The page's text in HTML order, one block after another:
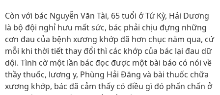
Còn với bác Nguyễn Văn Tài, 65 tuổi ở Tứ Kỳ, Hải Dương
là bộ đội nghỉ hưu mất sức, bác phải chịu đựng những
cơn đau của bệnh xương khớp đã hơn chục năm qua, cứ
mỗi khi thời tiết thay đổi thì các khớp của bác lại đau dữ
dội. Tình cờ một lần bác đọc được một bài báo có nói về
thầy thuốc, lương y, Phùng Hải Đăng và bài thuốc chữa
xương khớp, bác đã cảm thấy có điều gì đó phấn chấn ở